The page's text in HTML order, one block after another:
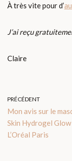
À très vite pour d’
J’ai reçu
Claire
PRÉCÉDENT
Mon avis sur le
Skin Hydrogel
L’Oréal Paris